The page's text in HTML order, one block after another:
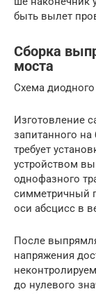
быть вылет
Сборка
моста
Схема
Изготовление
запитанного
требует
устройством
однофазного
симметричный
оси абсцисс в
После
напряжения
до нулевого